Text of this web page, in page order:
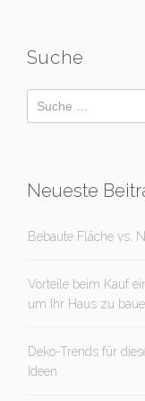
Suche
Neueste
Bebaute Fläche vs.
Vorteile beim Kauf
um Ihr Haus zu
Deko-Trends für
Ideen